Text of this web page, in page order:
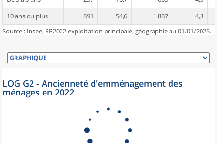
10 ans ou plus
891 54,6 1 887
4,8
Source : Insee, RP2022 exploitation principale, géographie au 01/01/2025.
LOG G2 - Ancienneté d'emménagement des
ménages en 2022